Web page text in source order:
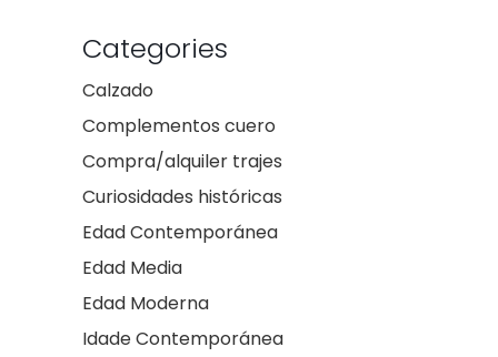
Categories
Calzado
Complementos cuero
Compra/alquiler trajes
Curiosidades históricas
Edad Contemporánea
Edad Media
Edad Moderna
Idade Contemporánea